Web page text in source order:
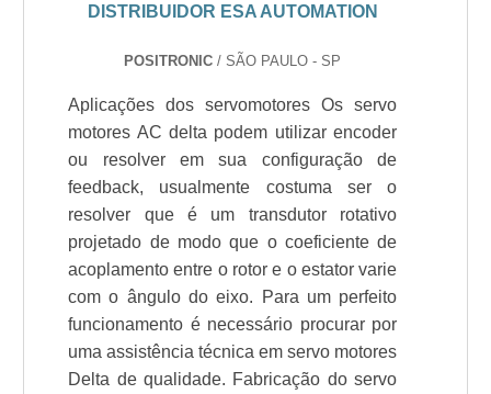
DISTRIBUIDOR ESA AUTOMATION
POSITRONIC / SÃO PAULO - SP
Aplicações dos servomotores Os servo
motores AC delta podem utilizar encoder
ou resolver em sua configuração de
feedback, usualmente costuma ser o
resolver que é um transdutor rotativo
projetado de modo que o coeficiente de
acoplamento entre o rotor e o estator varie
com o ângulo do eixo. Para um perfeito
funcionamento é necessário procurar por
uma assistência técnica em servo motores
Delta de qualidade. Fabricação do servo